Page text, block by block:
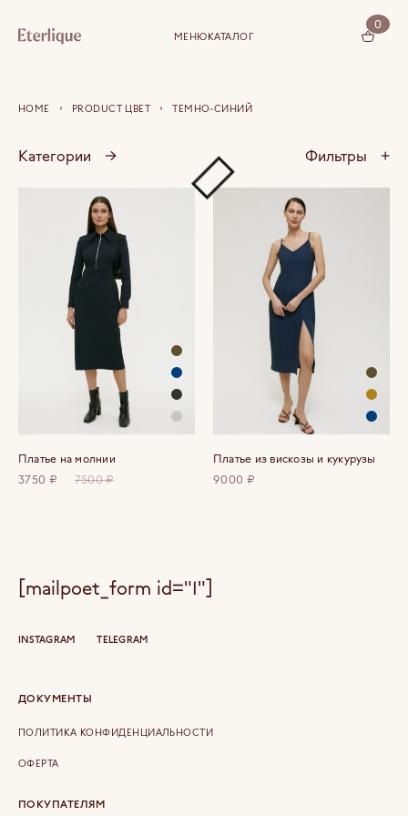
МЕНЮКАТАЛОГ
0
КОРЗИНА (0)
HOME PRODUCT ЦВЕТ ТЕМНО-СИНИЙ
Категории → Фильтры +
Платье на молнии
3750 ₽
7500 ₽
Платье из вискозы и кукурузы
9000 ₽
ДОКУМЕНТЫ
ПОЛИТИКА КОНФИДЕНЦИАЛЬНОСТИ
ОФЕРТА
ПОКУПАТЕЛЯМ
INSTAGRAM TELEGRAM
[mailpoet_form id="1"]